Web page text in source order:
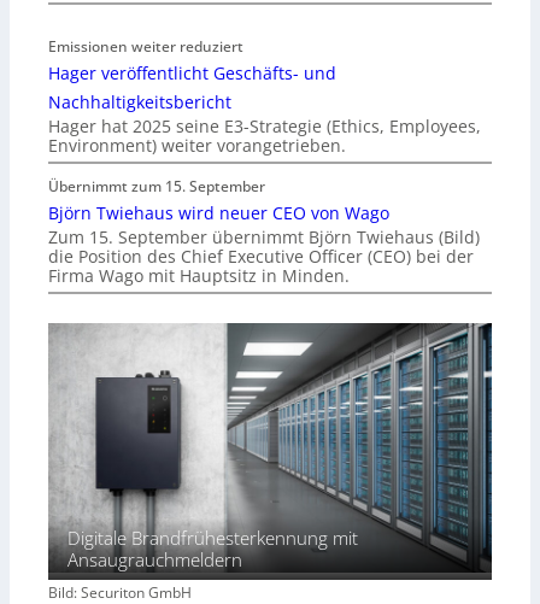
Emissionen weiter reduziert
Hager veröffentlicht Geschäfts- und
Nachhaltigkeitsbericht
Hager hat 2025 seine E3-Strategie (Ethics, Employees,
Environment) weiter vorangetrieben.
Übernimmt zum 15. September
Björn Twiehaus wird neuer CEO von Wago
Zum 15. September übernimmt Björn Twiehaus (Bild)
die Position des Chief Executive Officer (CEO) bei der
Firma Wago mit Hauptsitz in Minden.
Digitale Brandfrühesterkennung mit
Ansaugrauchmeldern
Bild: Securiton GmbH